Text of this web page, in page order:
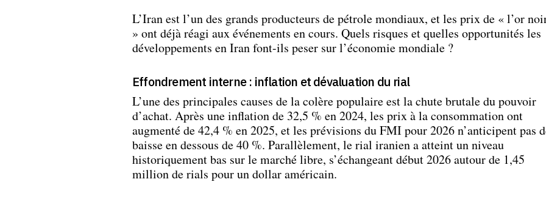
L’Iran est l’un des grands producteurs de pétrole mondiaux, et les prix de « l’or
» ont déjà réagi aux événements en cours. Quels risques et quelles opportunités les
développements en Iran font-ils peser sur l’économie mondiale ?
Effondrement interne : inflation et dévaluation du rial
L’une des principales causes de la colère populaire est la chute brutale du pouvoir
d’achat. Après une inflation de 32,5 % en 2024, les prix à la consommation ont
augmenté de 42,4 % en 2025, et les prévisions du FMI pour 2026 n’anticipent pas
baisse en dessous de 40 %. Parallèlement, le rial iranien a atteint un niveau
historiquement bas sur le marché libre, s’échangeant début 2026 autour de 1,45
million de rials pour un dollar américain.